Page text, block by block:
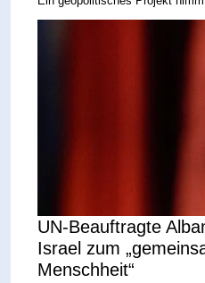
UN-Beauftragte
Israel zum
Menschheit“